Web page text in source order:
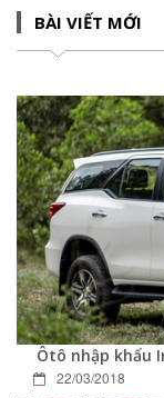
BÀI VIẾT MỚI
Ôtô nhập khẩu
22/03/2018